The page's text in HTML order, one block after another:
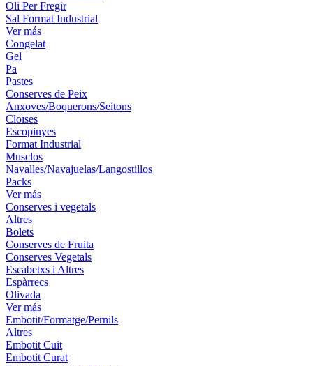
Oli Per Fregir
Sal Format Industrial
Ver más
Congelat
Gel
Pa
Pastes
Conserves de Peix
Anxoves/Boquerons/Seitons
Cloïses
Escopinyes
Format Industrial
Musclos
Navalles/Navajuelas/Langostillos
Packs
Ver más
Conserves i vegetals
Altres
Bolets
Conserves de Fruita
Conserves Vegetals
Escabetxs i Altres
Espàrrecs
Olivada
Ver más
Embotit/Formatge/Pernils
Altres
Embotit Cuit
Embotit Curat